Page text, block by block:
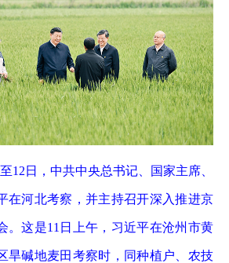
日，中共中央总书记、国家主席、
在河北考察，并主持召开深入推进京
。这是11日上午，习近平在沧州市黄
旱碱地麦田考察时，同种植户、农技